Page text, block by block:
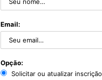
Email:
Opção:
Solicitar ou atualizar inscrição